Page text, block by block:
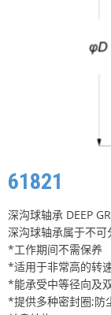
61821
深沟球轴承 DEEP
深沟球轴承属于不可
*工作期间不需保养
*适用于非常高的转
*能承受中等径向及
*提供多种密封圈;防